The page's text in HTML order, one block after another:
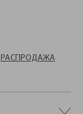
РАСПРОДАЖА